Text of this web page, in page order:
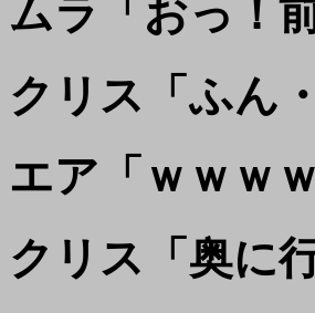
ムラ「おっ！
クリス「ふん
エア「ｗｗｗｗ
クリス「奥に